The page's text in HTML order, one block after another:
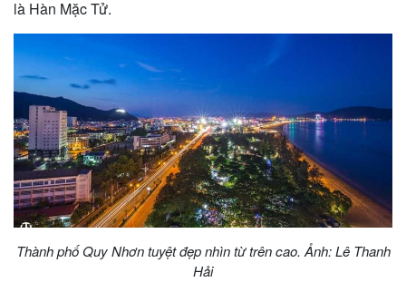
Tourist
Cảm
nhận
khách
hàng
Tuyển
là Hàn Mặc Tử.
Thành phố Quy Nhơn tuyệt đẹp nhìn từ trên cao. Ảnh: Lê Thanh
Hải